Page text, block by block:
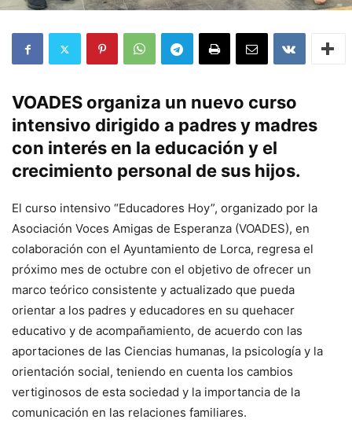
VOADES organiza un nuevo curso
intensivo dirigido a padres y madres
con interés en la educación y el
crecimiento personal de sus hijos.
El curso intensivo “Educadores Hoy”, organizado por la
Asociación Voces Amigas de Esperanza (VOADES), en
colaboración con el Ayuntamiento de Lorca, regresa el
próximo mes de octubre con el objetivo de ofrecer un
marco teórico consistente y actualizado que pueda
orientar a los padres y educadores en su quehacer
educativo y de acompañamiento, de acuerdo con las
aportaciones de las Ciencias humanas, la psicología y la
orientación social, teniendo en cuenta los cambios
vertiginosos de esta sociedad y la importancia de la
comunicación en las relaciones familiares.